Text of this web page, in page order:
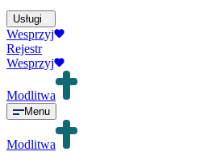
Usługi
Wesprzyj
Rejestr
Wesprzyj
Modlitwa
Menu
Modlitwa